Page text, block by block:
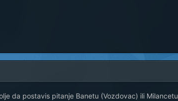
da postavis pitanje Banetu (Vozdovac) ili Milancetu